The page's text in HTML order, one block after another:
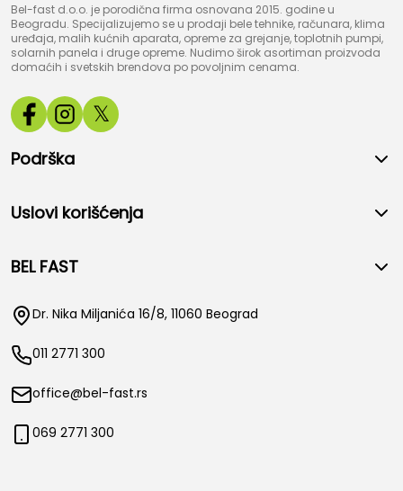
Bel-fast d.o.o. je porodična firma osnovana 2015. godine u
Beogradu. Specijalizujemo se u prodaji bele tehnike, računara, klima
uređaja, malih kućnih aparata, opreme za grejanje, toplotnih pumpi,
solarnih panela i druge opreme. Nudimo širok asortiman proizvoda
domaćih i svetskih brendova po povoljnim cenama.
𝕏
Podrška
Uslovi korišćenja
BEL FAST
Dr. Nika Miljanića 16/8, 11060 Beograd
011 2771 300
office@bel-fast.rs
069 2771 300